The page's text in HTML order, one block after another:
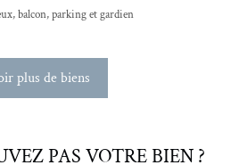
balcon, parking et gardien
plus de biens
PAS VOTRE BIEN ?